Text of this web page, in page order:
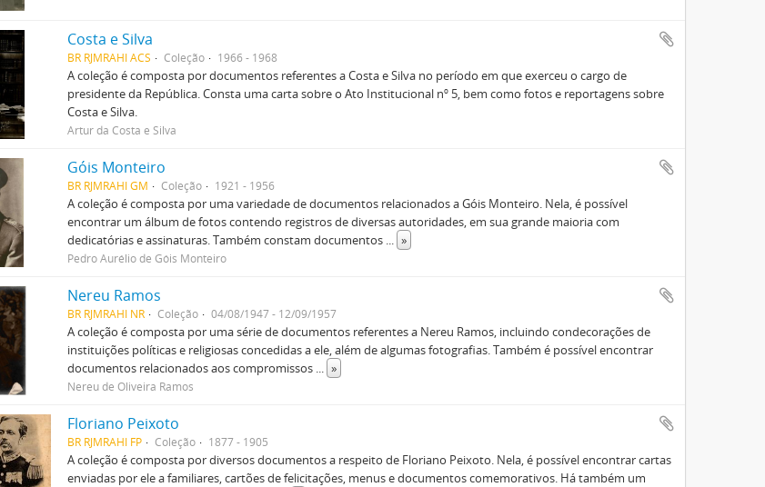
Costa e Silva
BR RJMRAHI ACS Coleção 1966 - 1968
A coleção é composta por documentos referentes a Costa e Silva no período em que exerceu o cargo de
presidente da República. Consta uma carta sobre o Ato Institucional nº 5, bem como fotos e reportagens sobre
Costa e Silva.
Artur da Costa e Silva
Góis Monteiro
BR RJMRAHI GM Coleção 1921 - 1956
A coleção é composta por uma variedade de documentos relacionados a Góis Monteiro. Nela, é possível
encontrar um álbum de fotos contendo registros de diversas autoridades, em sua grande maioria com
dedicatórias e assinaturas. Também constam documentos ... »
Pedro Aurélio de Góis Monteiro
Nereu Ramos
BR RJMRAHI NR Coleção 04/08/1947 - 12/09/1957
A coleção é composta por uma série de documentos referentes a Nereu Ramos, incluindo condecorações de
instituições políticas e religiosas concedidas a ele, além de algumas fotografias. Também é possível encontrar
documentos relacionados aos compromissos ... »
Nereu de Oliveira Ramos
Floriano Peixoto
BR RJMRAHI FP Coleção 1877 - 1905
A coleção é composta por diversos documentos a respeito de Floriano Peixoto. Nela, é possível encontrar cartas
enviadas por ele a familiares, cartões de felicitações, menus e documentos comemorativos. Há também um